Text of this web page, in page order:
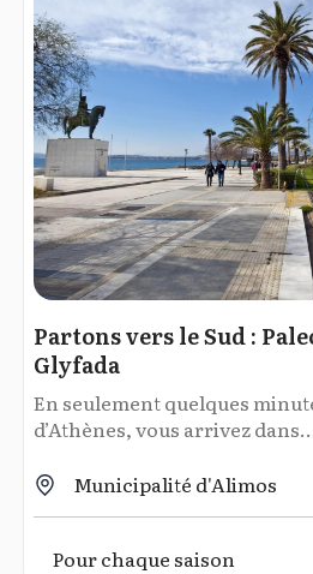
Partons vers le Sud :
Glyfada
En seulement quelques
d’Athènes, vous arrivez
Municipalité d'Alimos
Pour chaque saison